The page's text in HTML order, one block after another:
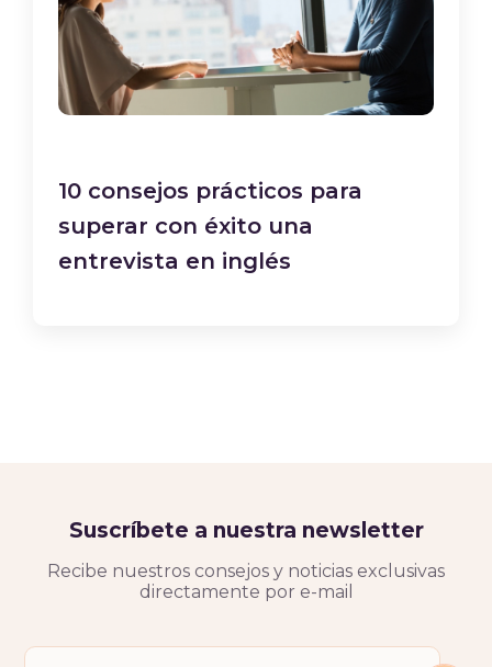
10 consejos prácticos para
superar con éxito una
entrevista en inglés
Suscríbete a nuestra newsletter
Recibe nuestros consejos y noticias exclusivas
directamente por e-mail